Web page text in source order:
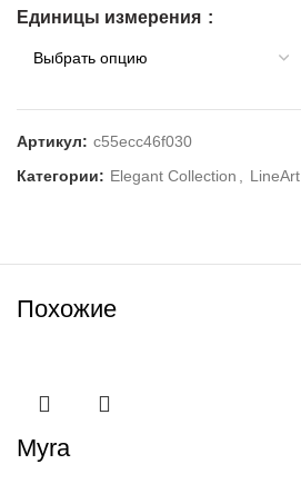
Единицы измерения
Артикул: c55ecc46f030
Категории: Elegant Collection LineArt
Похожие
Myra